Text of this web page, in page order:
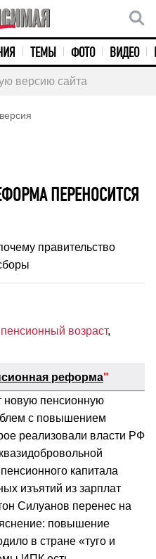
ТЕМЫ ФОТО ВИДЕО
версию сайта
ПЕРЕНОСИТСЯ
правительство
пенсионный возраст,
реформа"
новую пенсионную
с повышением
реализовали власти РФ
капитала
изъятий из зарплат
Силуанов перенес на
повышение
в стране «туго и